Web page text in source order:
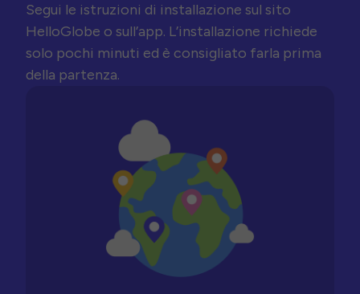
Segui le istruzioni di installazione sul sito
HelloGlobe o sull’app. L’installazione richiede
solo pochi minuti ed è consigliato farla prima
della partenza.